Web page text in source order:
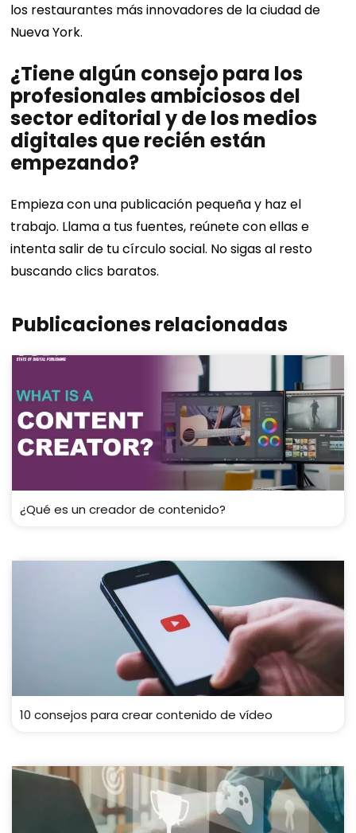
los restaurantes más innovadores de la ciudad de
Nueva York.
¿Tiene algún consejo para los
profesionales ambiciosos del
sector editorial y de los medios
digitales que recién están
empezando?
Empieza con una publicación pequeña y haz el
trabajo. Llama a tus fuentes, reúnete con ellas e
intenta salir de tu círculo social. No sigas al resto
buscando clics baratos.
Publicaciones relacionadas
¿Qué es un creador de contenido?
10 consejos para crear contenido de vídeo